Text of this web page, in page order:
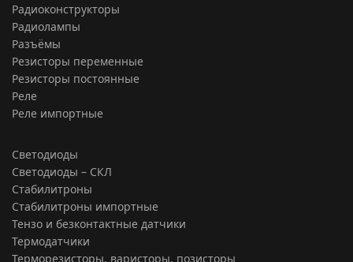
Радиоконструкторы
Радиолампы
Разъёмы
Резисторы переменные
Резисторы постоянные
Реле
Реле импортные
Светодиоды
Светодиоды – СКЛ
Стабилитроны
Стабилитроны импортные
Тензо и безконтактные датчики
Термодатчики
Терморезисторы, варисторы, позисторы